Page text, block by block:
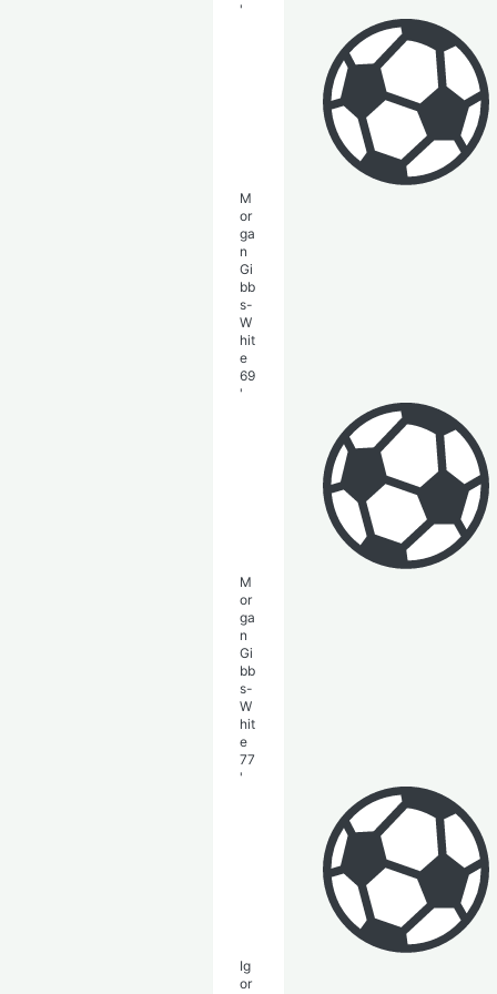
'
M
or
ga
n
Gi
bb
s-
W
hit
e
69
'
M
or
ga
n
Gi
bb
s-
W
hit
e
77
'
Ig
or